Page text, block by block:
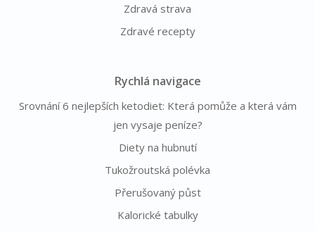
Zdravá strava
Zdravé recepty
Rychlá navigace
Srovnání 6 nejlepších ketodiet: Která pomůže a která vám
jen vysaje peníze?
Diety na hubnutí
Tukožroutská polévka
Přerušovaný půst
Kalorické tabulky